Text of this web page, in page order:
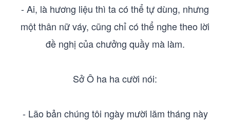
- Ai, là hương liệu thì ta có thể tự dùng, nhưng
một thân nữ váy, cũng chỉ có thể nghe theo lời
đề nghị của chưởng quầy mà làm.
Sở Ô ha ha cười nói:
- Lão bản chúng tôi ngày mười lăm tháng này